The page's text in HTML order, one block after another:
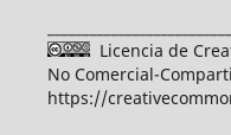
Licencia de
No Comercial-
https://